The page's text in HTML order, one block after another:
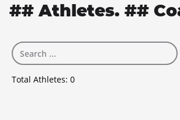
## Athletes. ##
Total Athletes: 0